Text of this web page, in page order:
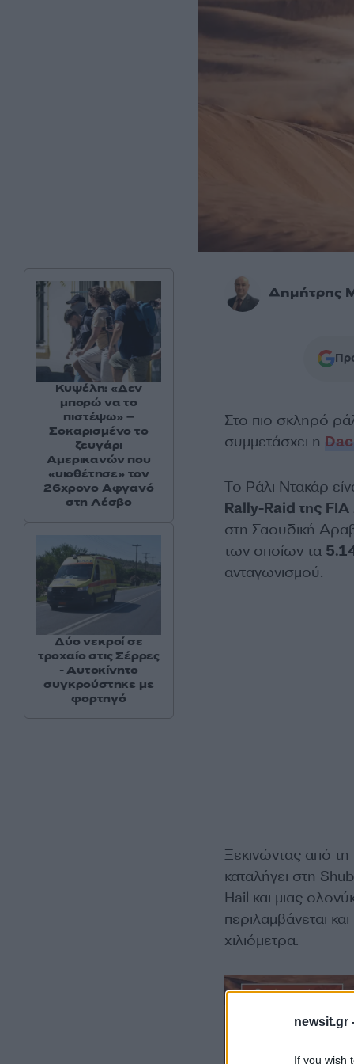
newsit.gr
If you wish
Δημήτρης
Στο πιο σκληρό
συμμετάσχει η
Το Ράλι Ντακάρ
Rally-Raid της FIA
στη Σαουδική
των οποίων τα
ανταγωνισμού.
Ξεκινώντας από τη
καταλήγει στη
Hail και μιας
περιλαμβάνεται
χιλιόμετρα.
Κυψέλη: «Δεν
μπορώ να το
πιστέψω» –
Σοκαρισμένο το
ζευγάρι
Αμερικανών που
«υιοθέτησε» τον
26χρονο Αφγανό
στη Λέσβο
Δύο νεκροί σε
τροχαίο στις Σέρρες
- Αυτοκίνητο
συγκρούστηκε με
φορτηγό